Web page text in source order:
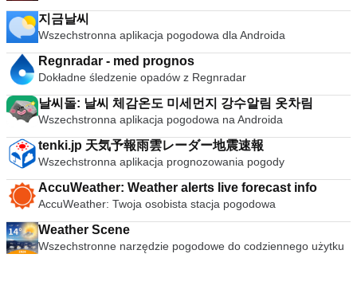
지금날씨
Wszechstronna aplikacja pogodowa dla Androida
Regnradar - med prognos
Dokładne śledzenie opadów z Regnradar
날씨돌: 날씨 체감온도 미세먼지 강수알림 옷차림
Wszechstronna aplikacja pogodowa na Androida
tenki.jp 天気予報雨雲レーダー地震速報
Wszechstronna aplikacja prognozowania pogody
AccuWeather: Weather alerts live forecast info
AccuWeather: Twoja osobista stacja pogodowa
Weather Scene
Wszechstronne narzędzie pogodowe do codziennego użytku